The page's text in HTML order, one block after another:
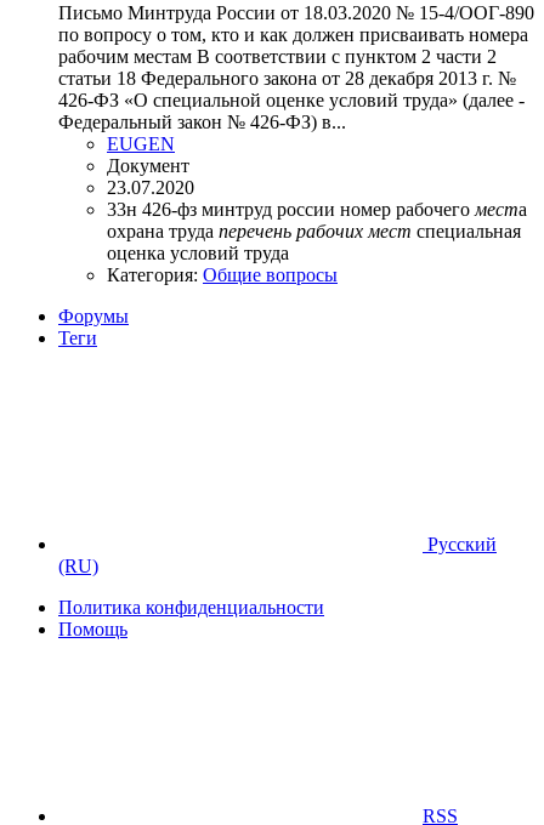
Письмо Минтруда России от 18.03.2020 № 15-4/ООГ-890
по вопросу о том, кто и как должен присваивать номера
рабочим местам В соответствии с пунктом 2 части 2
статьи 18 Федерального закона от 28 декабря 2013 г. №
426-ФЗ «О специальной оценке условий труда» (далее -
Федеральный закон № 426-ФЗ) в...
EUGEN
Документ
23.07.2020
33н 426-фз минтруд россии номер рабочего места
охрана труда перечень рабочих мест специальная
оценка условий труда
Категория: Общие вопросы
Форумы
Теги
Русский
(RU)
Политика конфиденциальности
Помощь
RSS